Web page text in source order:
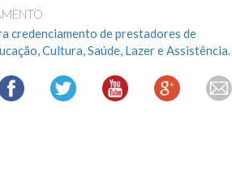
credenciamento de prestadores de
Cultura, Saúde, Lazer e Assistência.